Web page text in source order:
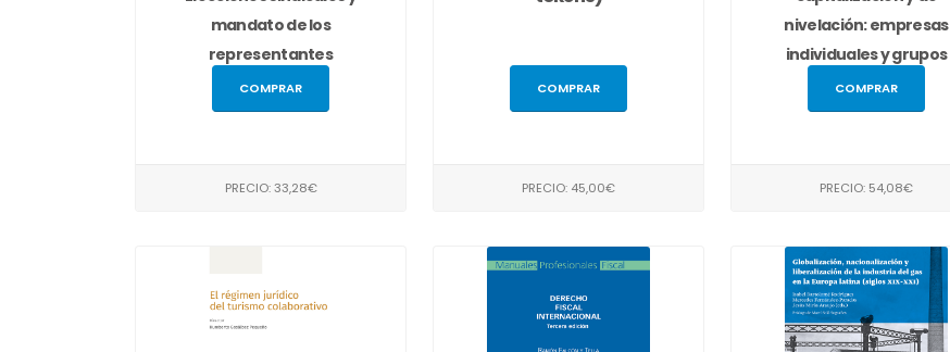
mandato de los
representantes
unitarios...
COMPRAR
PRECIO: 33,28€
COMPRAR
PRECIO: 45,00€
nivelación: empresas
individuales y grupos
COMPRAR
PRECIO: 54,08€